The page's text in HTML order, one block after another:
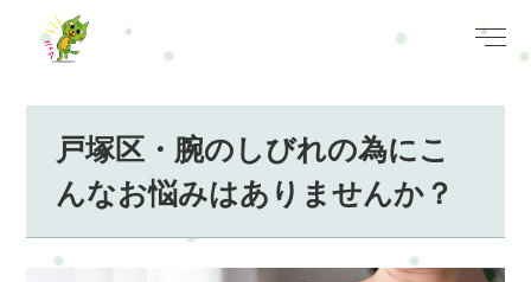
戸塚区・腕のしびれの為にこ
んなお悩みはありませんか？